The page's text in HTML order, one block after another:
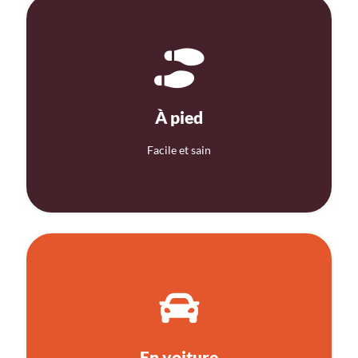
À pied
Facile et sain
empruntez le sentier pédestre/cyclable via le R4 et
Raymond La Rochelaan jusqu'à Flanders Expo.
B&C de The Loop. Il se trouve à quelques pas de
9000 Gand.